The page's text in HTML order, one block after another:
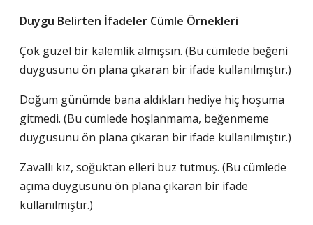
Duygu Belirten İfadeler Cümle Örnekleri
Çok güzel bir kalemlik almışsın. (Bu cümlede beğeni
duygusunu ön plana çıkaran bir ifade kullanılmıştır.)
Doğum günümde bana aldıkları hediye hiç hoşuma
gitmedi. (Bu cümlede hoşlanmama, beğenmeme
duygusunu ön plana çıkaran bir ifade kullanılmıştır.)
Zavallı kız, soğuktan elleri buz tutmuş. (Bu cümlede
açıma duygusunu ön plana çıkaran bir ifade
kullanılmıştır.)